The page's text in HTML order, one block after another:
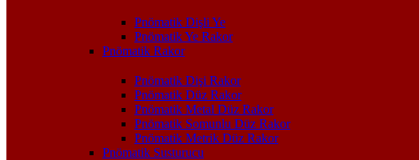
Pnömatik Dişli Ye
Pnömatik Ye Rakor
Pnömatik Rakor
Pnömatik Dişi Rakor
Pnömatik Düz Rakor
Pnömatik Metal Düz Rakor
Pnömatik Somunlu Düz Rakor
Pnömatik Metrik Düz Rakor
Pnömatik Susturucu